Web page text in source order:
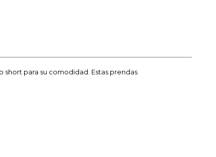
para su comodidad. Estas prendas